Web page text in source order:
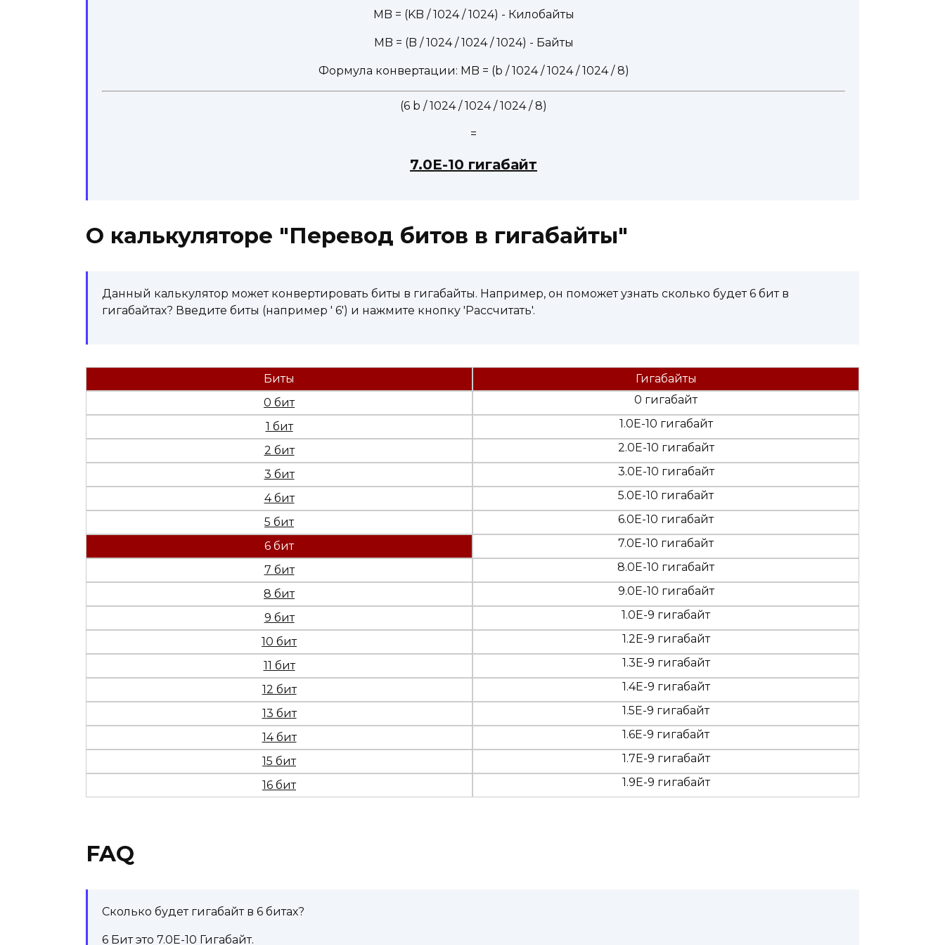
MB = (KB / 1024 / 1024) - Килобайты
MB = (B / 1024 / 1024 / 1024) - Байты
Формула конвертации: MB = (b / 1024 / 1024 / 1024 / 8)
(6 b / 1024 / 1024 / 1024 / 8)
=
7.0E-10 гигабайт
О калькуляторе "Перевод битов в гигабайты"
Данный калькулятор может конвертировать биты в гигабайты. Например, он поможет узнать сколько будет 6 бит в
гигабайтах? Введите биты (например ' 6') и нажмите кнопку 'Рассчитать'.
Биты
Гигабайты
0 бит
0 гигабайт
1 бит
1.0E-10 гигабайт
2 бит
2.0E-10 гигабайт
3 бит
3.0E-10 гигабайт
4 бит
5.0E-10 гигабайт
5 бит
6.0E-10 гигабайт
6 бит
7.0E-10 гигабайт
7 бит
8.0E-10 гигабайт
8 бит
9.0E-10 гигабайт
9 бит
1.0E-9 гигабайт
10 бит
1.2E-9 гигабайт
11 бит
1.3E-9 гигабайт
12 бит
1.4E-9 гигабайт
13 бит
1.5E-9 гигабайт
14 бит
1.6E-9 гигабайт
15 бит
1.7E-9 гигабайт
16 бит
1.9E-9 гигабайт
FAQ
Сколько будет гигабайт в 6 битах?
6 Бит это 7.0E-10 Гигабайт.